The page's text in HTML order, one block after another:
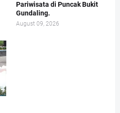
Pariwisata di Puncak Bukit
Gundaling.
August 09, 2026